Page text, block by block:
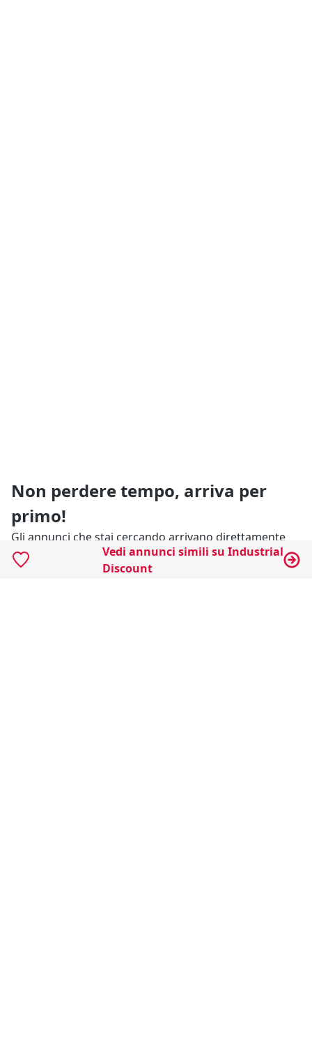
Vedi annunci simili su Industrial
Discount
Non perdere tempo, arriva per
primo!
Gli annunci che stai cercando arrivano direttamente
alla tua casella di posta!